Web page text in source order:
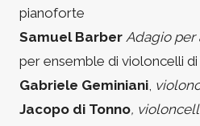
pianoforte
Samuel Barber Adagio per
per ensemble di violoncelli
Gabriele Geminiani,
Jacopo di Tonno,